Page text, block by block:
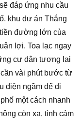
đáp ứng nhu cầu
khu dự án Thắng
đường lớn của
lợi. Toạ lạc ngay
cư dân tương lai
vài phút bước từ
điện ngầm để di
một cách nhanh
còn xa, tình cảm